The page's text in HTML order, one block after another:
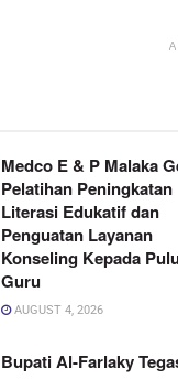
Medco E & P Malaka
Pelatihan Peningkatan
Literasi Edukatif dan
Penguatan Layanan
Konseling Kepada
Guru
AUGUST 4, 2026
Bupati Al-Farlaky